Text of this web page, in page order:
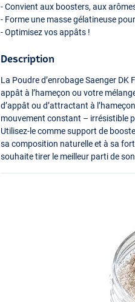
- Convient aux boosters, aux
- Forme une masse gélatineuse
- Optimisez vos appâts !
Description
La Poudre d’enrobage Saenger
appât à l’hameçon ou votre
d’appât ou d’attractant à
mouvement constant – irrésistible
Utilisez-le comme support de
sa composition naturelle et à sa
souhaite tirer le meilleur parti de